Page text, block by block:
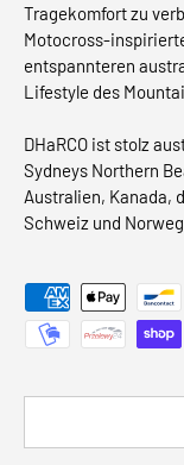
Tragekomfort zu
Motocross-
entspannteren
Lifestyle des
DHaRCO ist stolz
Sydneys Northern
Australien, Kanada,
Schweiz und
Akzeptierte